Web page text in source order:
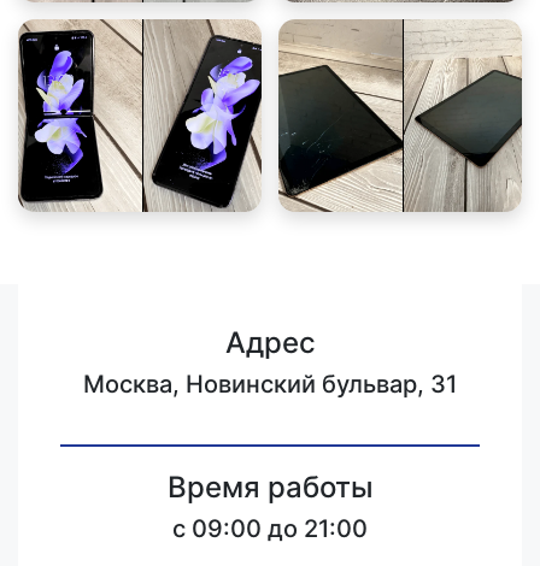
Адрес
Москва, Новинский бульвар, 31
Время работы
c 09:00 до 21:00